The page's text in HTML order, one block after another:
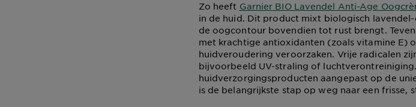
Zo heeft Garnier BIO Lavendel Anti-Age
in de huid. Dit product mixt biologisch
de oogcontour bovendien tot rust brengt.
met krachtige antioxidanten (zoals vitamine E)
huidveroudering veroorzaken. Vrije radicalen
bijvoorbeeld UV-straling of
huidverzorgingsproducten aangepast op de
is de belangrijkste stap op weg naar een frisse,